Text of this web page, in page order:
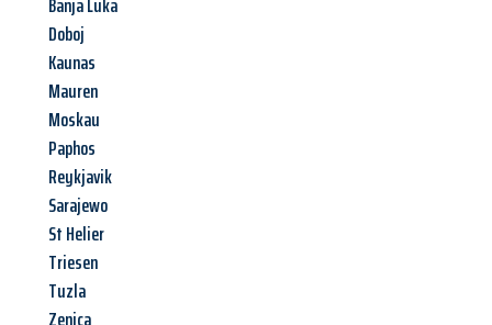
Doboj
Kaunas
Mauren
Moskau
Paphos
Reykjavik
Sarajewo
St Helier
Triesen
Tuzla